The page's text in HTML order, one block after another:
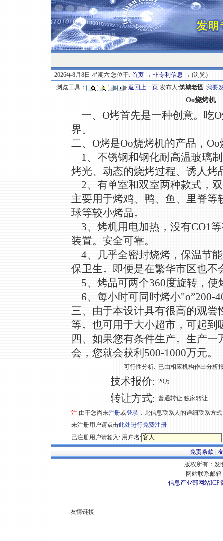
2026年8月8日 星期六 您位于: 首页 → 非专利信息 → (浏览)
浏览工具：
返回上一页 发布人:筑城老怪 我要
Oo烧烤机
一、O烤首先是一种创意。吃
界。
二、O烤是Oo烧烤机的产品，
1、不锈钢和钢化耐高温玻璃
烤光、动态的烧烤过程、诱人烤
2、有单室和双室两种款式，
主要用于烤鸡、鸭、鱼、里脊
球等较小烤品。
3、烤机用电加热，没有CO1
装置。安全可靠。
4、几乎全密封烧烤，保温节
保卫生。即便是在繁华市区也不
5、烤品可两个360度旋转，使
6、每小时可同时烤小"o”200-
三、由于本设计具有很高的观
等。也可用于大小超市，可起
四、如果您有条件生产。生产
会，您就会获利500-1000万元。
可行性分析: 已由相应机构作出分析
技术报价: 20万
转让方式: 普通转让 独家转让
注:由于您尚未注册或登录 ，此信息联系人的详细联系方
未注册用户请点击此处进行免费注册
已注册用户请输入: 用户名:
免责条款
版权所有：发
网站联系邮箱
信息产业部网站ICP
友情链接